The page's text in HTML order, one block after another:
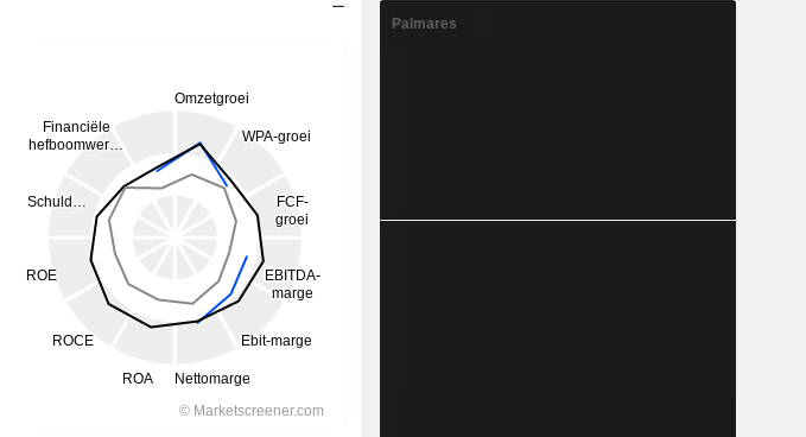
Palmares